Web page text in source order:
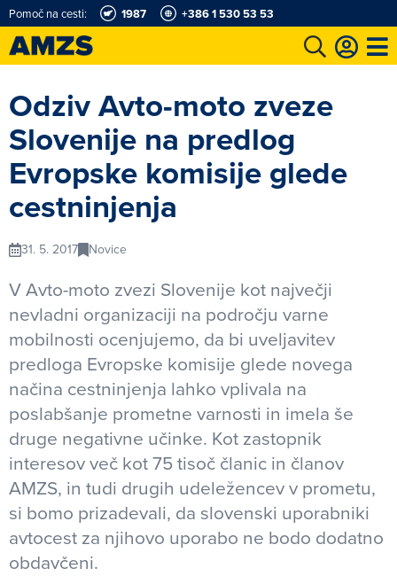
Pomoč na cesti: 1987 +386 1 530 53 53
Odziv Avto-moto zveze
Slovenije na predlog
Evropske komisije glede
cestninjenja
31. 5. 2017 Novice
V Avto-moto zvezi Slovenije kot največji
nevladni organizaciji na področju varne
mobilnosti ocenjujemo, da bi uveljavitev
predloga Evropske komisije glede novega
načina cestninjenja lahko vplivala na
poslabšanje prometne varnosti in imela še
druge negativne učinke. Kot zastopnik
interesov več kot 75 tisoč članic in članov
AMZS, in tudi drugih udeležencev v prometu,
si bomo prizadevali, da slovenski uporabniki
avtocest za njihovo uporabo ne bodo dodatno
obdavčeni.